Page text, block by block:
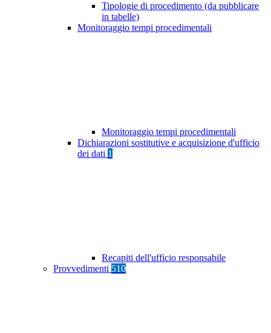
Tipologie di procedimento (da pubblicare
in tabelle)
Monitoraggio tempi procedimentali
Monitoraggio tempi procedimentali
Dichiarazioni sostitutive e acquisizione d'ufficio
dei dati 1
Recapiti dell'ufficio responsabile
Provvedimenti 510